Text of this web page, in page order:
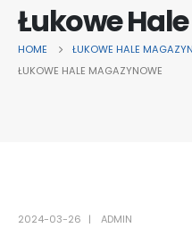
Łukowe
HOME
ŁUKOWE HALE
ŁUKOWE HALE MAGAZYNOWE
2024-03-26 ADMIN